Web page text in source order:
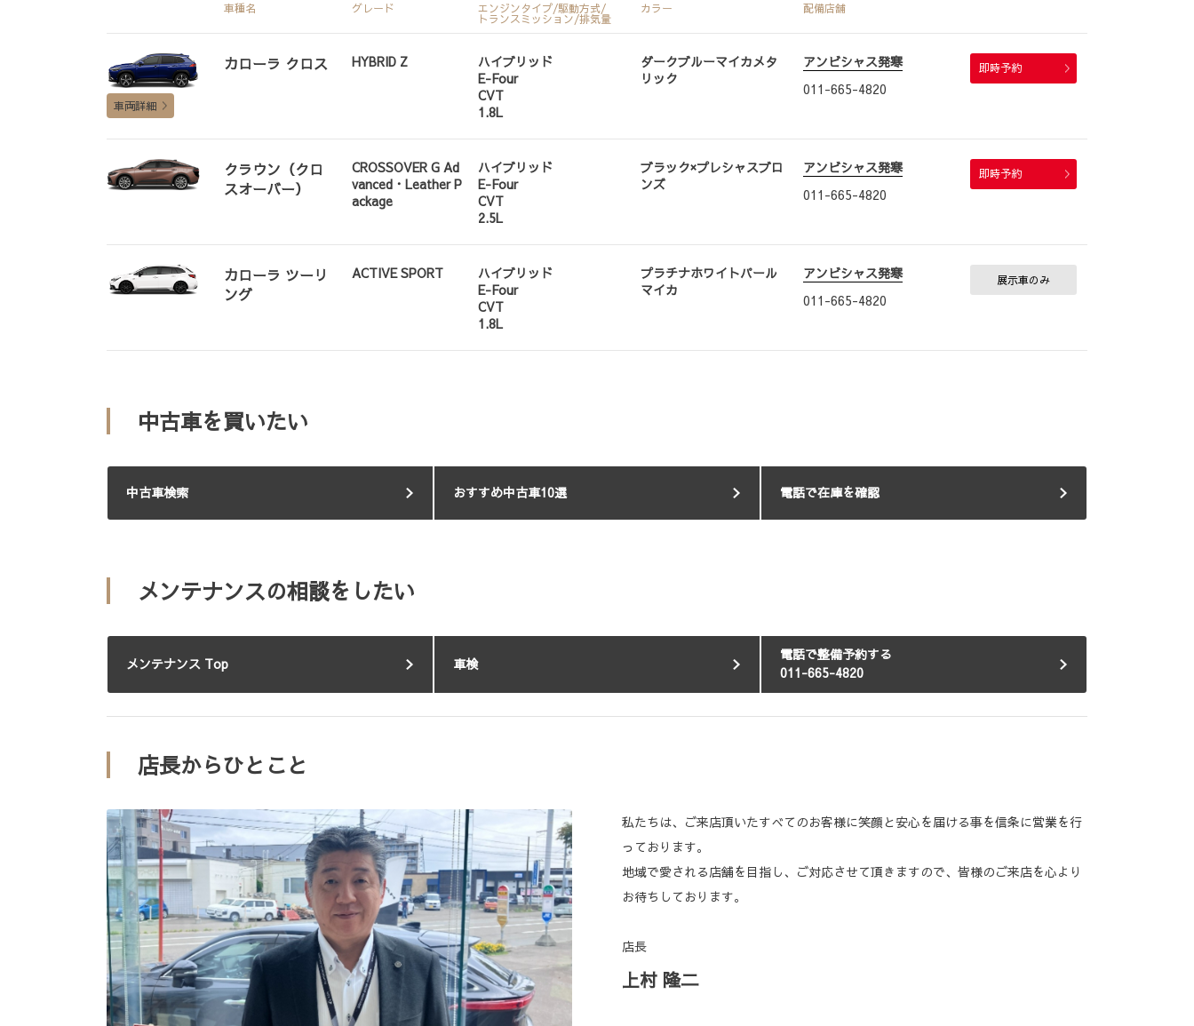
車種名 グレード エンジンタイプ/駆動方式/
トランスミッション/排気量
カラー 配備店舗
カローラ クロス
車両詳細
HYBRID Z
ハイブリッド
E-Four
CVT
1.8L
ダークブルーマイカメタ
リック
アンビシャス発寒
011-665-4820
即時予約
クラウン（クロ
スオーバー）
CROSSOVER G Ad
vanced・Leather P
ackage
ハイブリッド
E-Four
CVT
2.5L
ブラック×プレシャスブロ
ンズ
アンビシャス発寒
011-665-4820
即時予約
カローラ ツーリ
ング
ACTIVE SPORT
ハイブリッド
E-Four
CVT
1.8L
プラチナホワイトパール
マイカ
アンビシャス発寒
011-665-4820
展示車のみ
中古車を買いたい
中古車検索 おすすめ中古車10選 電話で在庫を確認
メンテナンスの相談をしたい
メンテナンス Top 車検
電話で整備予約する
011-665-4820
店長からひとこと
私たちは、ご来店頂いたすべてのお客様に笑顔と安心を届ける事を信条に営業を行
っております。
地域で愛される店舗を目指し、ご対応させて頂きますので、皆様のご来店を心より
お待ちしております。
店長
上村 隆二